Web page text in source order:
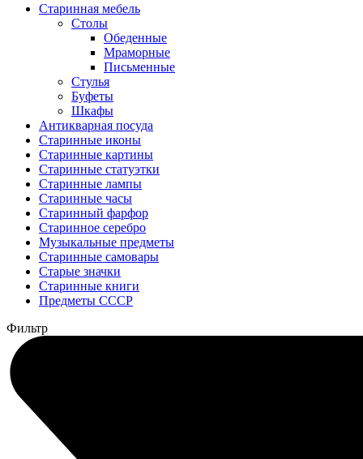
Старинная мебель
Столы
Обеденные
Мраморные
Письменные
Стулья
Буфеты
Шкафы
Антикварная посуда
Старинные иконы
Старинные картины
Старинные статуэтки
Старинные лампы
Старинные часы
Старинный фарфор
Старинное серебро
Музыкальные предметы
Старинные самовары
Старые значки
Старинные книги
Предметы СССР
Фильтр